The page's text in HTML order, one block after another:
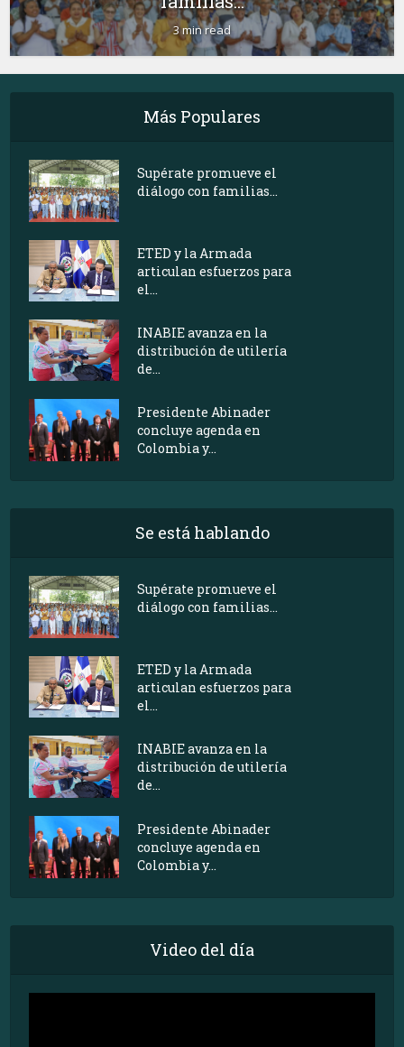
3 min read
Más Populares
Supérate promueve el
diálogo con familias...
ETED y la Armada
articulan esfuerzos para
el...
INABIE avanza en la
distribución de utilería
de...
Presidente Abinader
concluye agenda en
Colombia y...
Se está hablando
Supérate promueve el
diálogo con familias...
ETED y la Armada
articulan esfuerzos para
el...
INABIE avanza en la
distribución de utilería
de...
Presidente Abinader
concluye agenda en
Colombia y...
Video del día